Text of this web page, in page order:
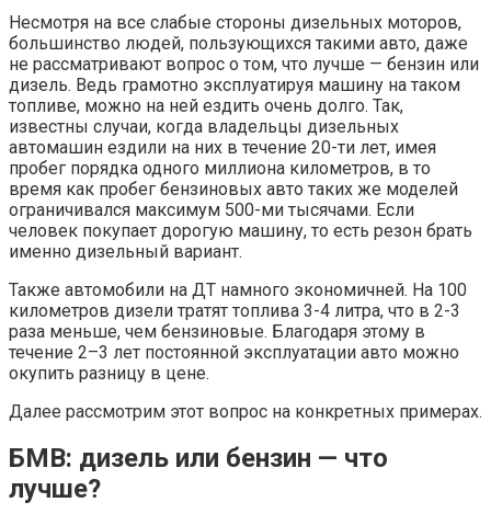
Несмотря на все слабые стороны дизельных моторов,
большинство людей, пользующихся такими авто, даже
не рассматривают вопрос о том, что лучше — бензин или
дизель. Ведь грамотно эксплуатируя машину на таком
топливе, можно на ней ездить очень долго. Так,
известны случаи, когда владельцы дизельных
автомашин ездили на них в течение 20-ти лет, имея
пробег порядка одного миллиона километров, в то
время как пробег бензиновых авто таких же моделей
ограничивался максимум 500-ми тысячами. Если
человек покупает дорогую машину, то есть резон брать
именно дизельный вариант.
Также автомобили на ДТ намного экономичней. На 100
километров дизели тратят топлива 3-4 литра, что в 2-3
раза меньше, чем бензиновые. Благодаря этому в
течение 2–3 лет постоянной эксплуатации авто можно
окупить разницу в цене.
Далее рассмотрим этот вопрос на конкретных примерах.
БМВ: дизель или бензин — что
лучше?